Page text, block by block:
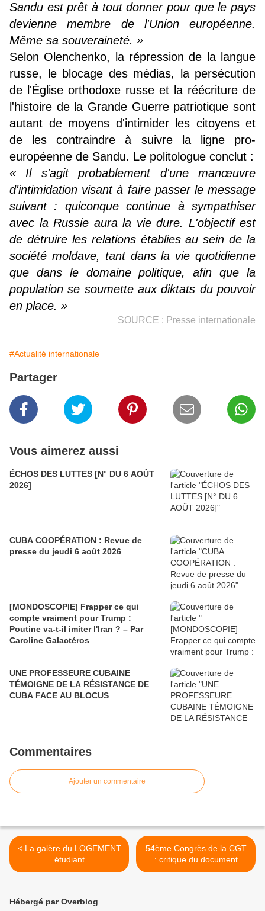
Sandu est prêt à tout donner pour que le pays
devienne membre de l'Union européenne.
Même sa souveraineté. »
Selon Olenchenko, la répression de la langue
russe, le blocage des médias, la persécution
de l'Église orthodoxe russe et la réécriture de
l'histoire de la Grande Guerre patriotique sont
autant de moyens d'intimider les citoyens et
de les contraindre à suivre la ligne pro-
européenne de Sandu. Le politologue conclut :
« Il s'agit probablement d'une manœuvre
d'intimidation visant à faire passer le message
suivant : quiconque continue à sympathiser
avec la Russie aura la vie dure. L'objectif est
de détruire les relations établies au sein de la
société moldave, tant dans la vie quotidienne
que dans le domaine politique, afin que la
population se soumette aux diktats du pouvoir
en place. »
SOURCE : Presse internationale
#Actualité internationale
Partager
Vous aimerez aussi
ÉCHOS DES LUTTES [N° DU 6 AOÛT
2026]
CUBA COOPÉRATION : Revue de
presse du jeudi 6 août 2026
[MONDOSCOPIE] Frapper ce qui
compte vraiment pour Trump :
Poutine va-t-il imiter l'Iran ? – Par
Caroline Galactéros
UNE PROFESSEURE CUBAINE
TÉMOIGNE DE LA RÉSISTANCE DE
CUBA FACE AU BLOCUS
Commentaires
Ajouter un commentaire
< La galère du LOGEMENT
étudiant
54ème Congrès de la CGT
: critique du document
d’orientation >
Hébergé par Overblog